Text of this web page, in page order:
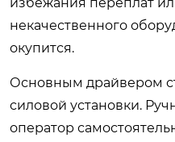
некачественного
окупится.
Основным драйвером
силовой установки.
оператор